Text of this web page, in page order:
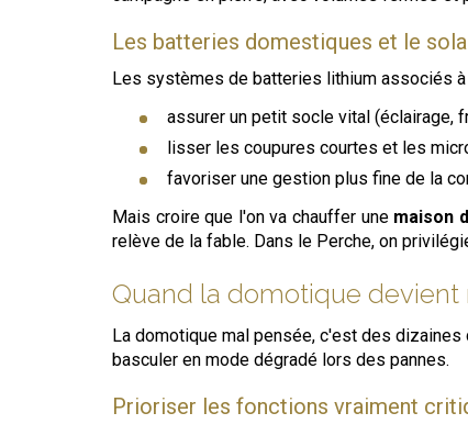
Les batteries domestiques et le
Les systèmes de batteries lithium associés
assurer un petit socle vital (éclairage,
lisser les coupures courtes et les
favoriser une gestion plus fine de la
Mais croire que l'on va chauffer une maison
relève de la fable. Dans le Perche, on
Quand la domotique
La domotique mal pensée, c'est des
basculer en mode dégradé lors des pannes.
Prioriser les fonctions vraiment